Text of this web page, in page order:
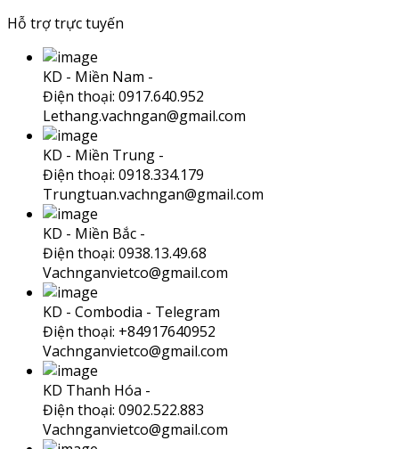
Hỗ trợ trực tuyến
KD - Miền Nam -
Điện thoại: 0917.640.952
Lethang.vachngan@gmail.com
KD - Miền Trung -
Điện thoại: 0918.334.179
Trungtuan.vachngan@gmail.com
KD - Miền Bắc -
Điện thoại: 0938.13.49.68
Vachnganvietco@gmail.com
KD - Combodia - Telegram
Điện thoại: +84917640952
Vachnganvietco@gmail.com
KD Thanh Hóa -
Điện thoại: 0902.522.883
Vachnganvietco@gmail.com